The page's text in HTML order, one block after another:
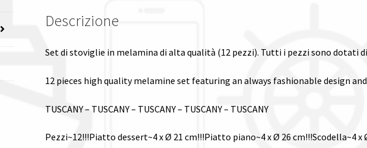
Descrizione
Set di stoviglie in melamina di alta qualità (12 pezzi). Tutti i pezzi sono dotati
12 pieces high quality melamine set featuring an always fashionable design
TUSCANY – TUSCANY – TUSCANY – TUSCANY – TUSCANY
Pezzi~12!!!Piatto dessert~4 x Ø 21 cm!!!Piatto piano~4 x Ø 26 cm!!!Scodella~4 x